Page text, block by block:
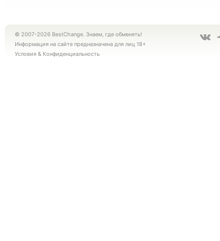
© 2007-2026 BestChange. Знаем, где обменять!
Информация на сайте предназначена для лиц 18+
Условия & Конфиденциальность